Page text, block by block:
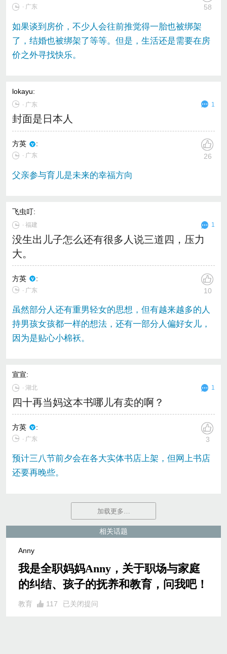
∙ 广东 58
如果谈到房价，不少人会往前推觉得一胎也被绑架
了，结婚也被绑架了等等。但是，生活还是需要在房
价之外寻找快乐。
lokayu:
∙ 广东 1
封面是日本人
方英 :
∙ 广东 26
父亲参与育儿是未来的幸福方向
飞虫叮:
∙福建 1
没生出儿子怎么还有很多人说三道四，压力
大。
方英 :
∙ 广东 10
虽然部分人还有重男轻女的思想，但有越来越多的人
持男孩女孩都一样的想法，还有一部分人偏好女儿，
因为是贴心小棉袄。
宣宣:
∙湖北 1
四十再当妈这本书哪儿有卖的啊？
方英 :
∙ 广东 3
预计三八节前夕会在各大实体书店上架，但网上书店
还要再晚些。
加载更多…
相关话题
Anny
我是全职妈妈Anny，关于职场与家庭
的纠结、孩子的抚养和教育，问我吧！
教育 117 已关闭提问